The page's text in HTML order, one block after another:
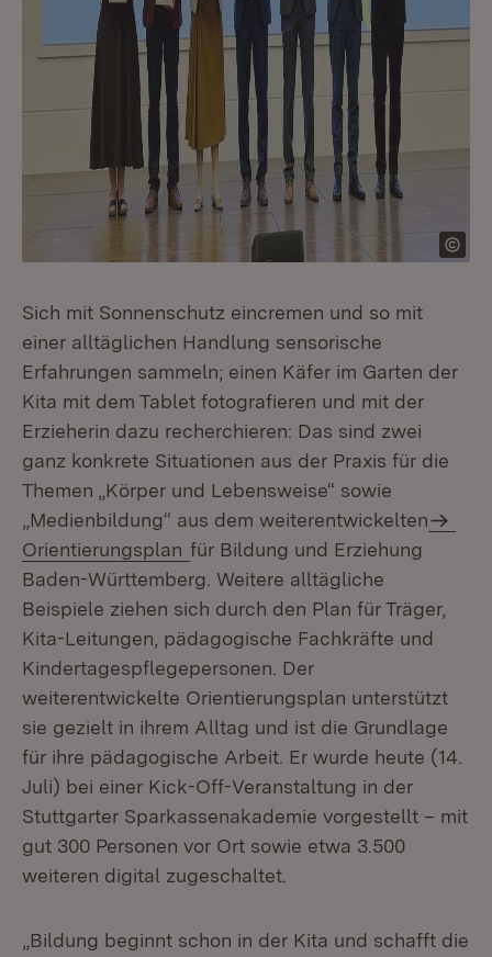
Sich mit Sonnenschutz eincremen und so mit
einer alltäglichen Handlung sensorische
Erfahrungen sammeln; einen Käfer im Garten der
Kita mit dem Tablet fotografieren und mit der
Erzieherin dazu recherchieren: Das sind zwei
ganz konkrete Situationen aus der Praxis für die
Themen „Körper und Lebensweise“ sowie
„Medienbildung“ aus dem weiterentwickelten
Orientierungsplan für Bildung und Erziehung
Baden-Württemberg. Weitere alltägliche
Beispiele ziehen sich durch den Plan für Träger,
Kita-Leitungen, pädagogische Fachkräfte und
Kindertagespflegepersonen. Der
weiterentwickelte Orientierungsplan unterstützt
sie gezielt in ihrem Alltag und ist die Grundlage
für ihre pädagogische Arbeit. Er wurde heute (14.
Juli) bei einer Kick-Off-Veranstaltung in der
Stuttgarter Sparkassenakademie vorgestellt – mit
gut 300 Personen vor Ort sowie etwa 3.500
weiteren digital zugeschaltet.
„Bildung beginnt schon in der Kita und schafft die